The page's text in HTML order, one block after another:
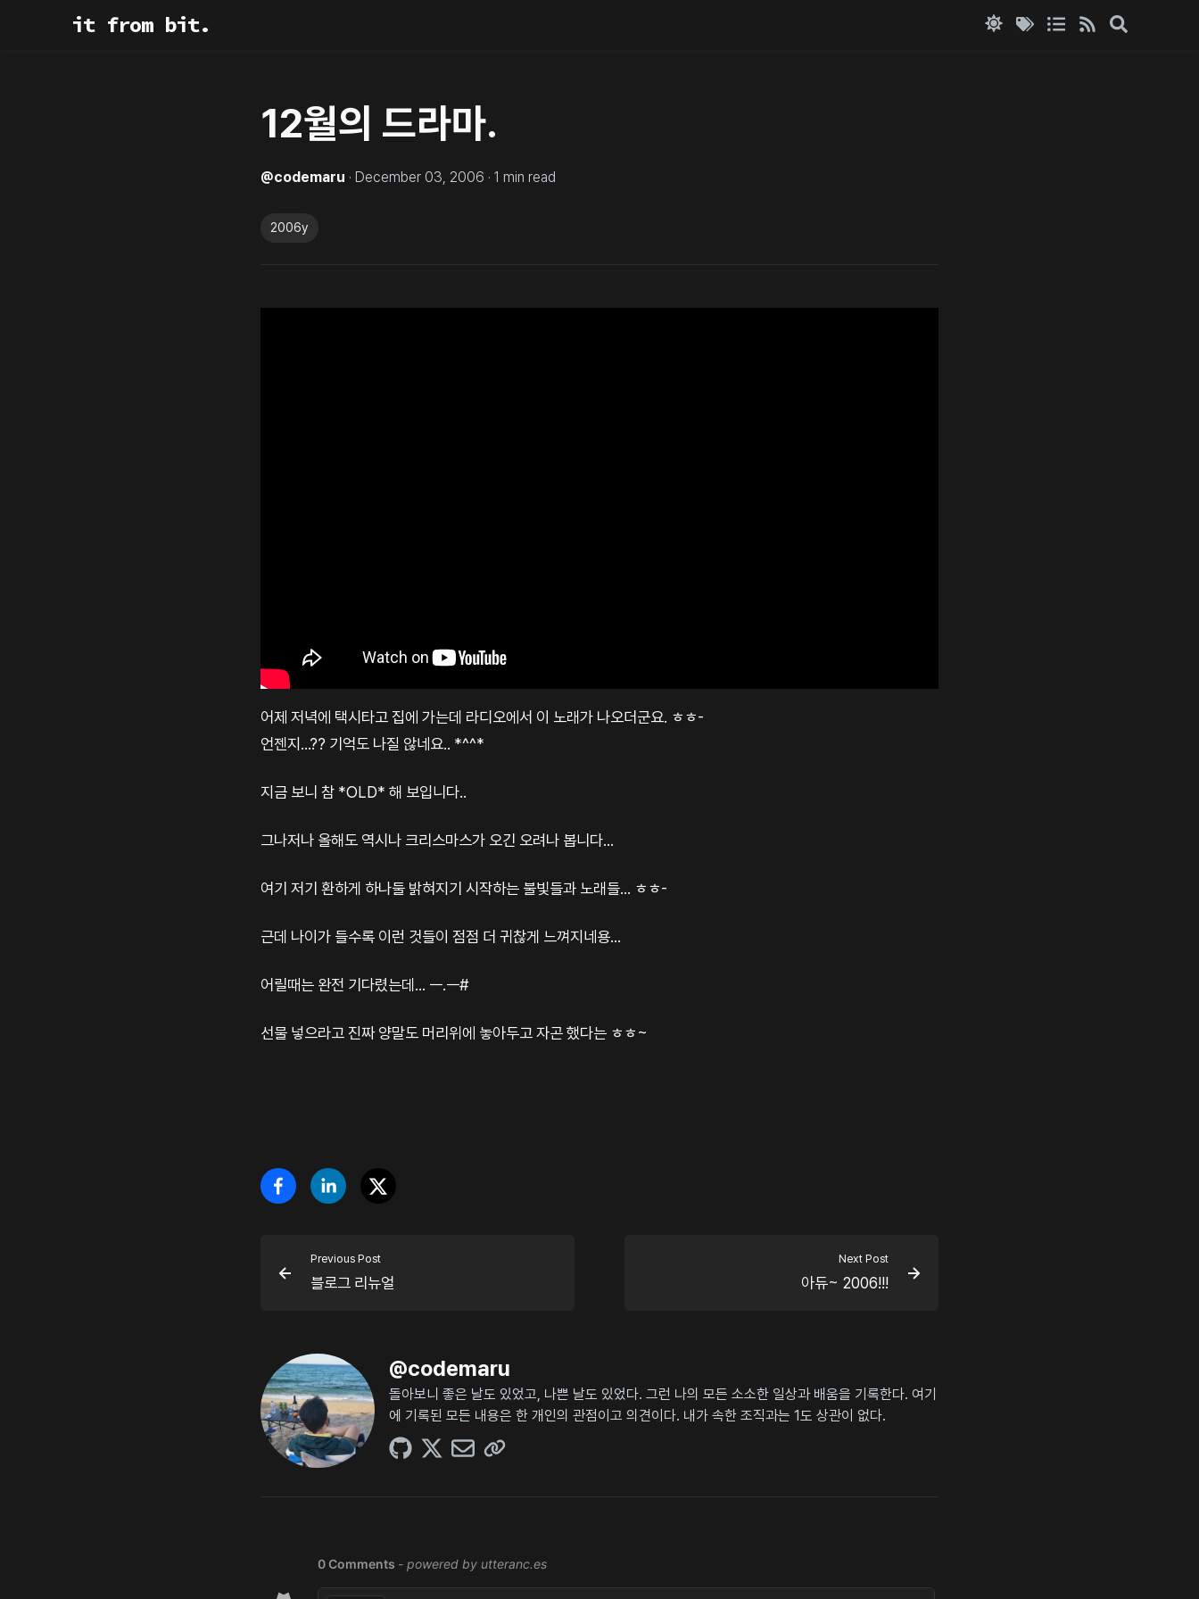
it from bit.
12월의 드라마.
@codemaru · December 03, 2006 · 1 min read
2006y
어제 저녁에 택시타고 집에 가는데 라디오에서 이 노래가 나오더군요. ㅎㅎ-
언젠지...?? 기억도 나질 않네요.. *^^*
지금 보니 참 *OLD* 해 보입니다..
그나저나 올해도 역시나 크리스마스가 오긴 오려나 봅니다...
여기 저기 환하게 하나둘 밝혀지기 시작하는 불빛들과 노래들... ㅎㅎ-
근데 나이가 들수록 이런 것들이 점점 더 귀찮게 느껴지네용...
어릴때는 완전 기다렸는데... ㅡ.ㅡ#
선물 넣으라고 진짜 양말도 머리위에 놓아두고 자곤 했다는 ㅎㅎ~
Previous Post
블로그 리뉴얼
Next Post
아듀~ 2006!!!
@codemaru
돌아보니 좋은 날도 있었고, 나쁜 날도 있었다. 그런 나의 모든 소소한 일상과 배움을 기록한다. 여기
에 기록된 모든 내용은 한 개인의 관점이고 의견이다. 내가 속한 조직과는 1도 상관이 없다.